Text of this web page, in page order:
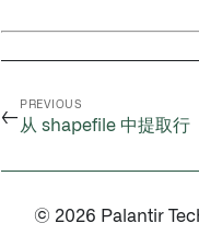
←
PREVIOUS
从 shapefile 中提取行
© 2026 Palantir